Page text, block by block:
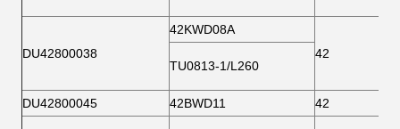
DU42800038
42KWD08A
42
TU0813-1/L260
DU42800045 42BWD11 42